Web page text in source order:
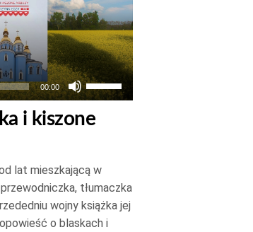
00:00
Używaj
strzałek
do
do
dołu
aby
i kiszone
lat mieszkającą w
tłumaczka
wojny książka jej
o blaskach i